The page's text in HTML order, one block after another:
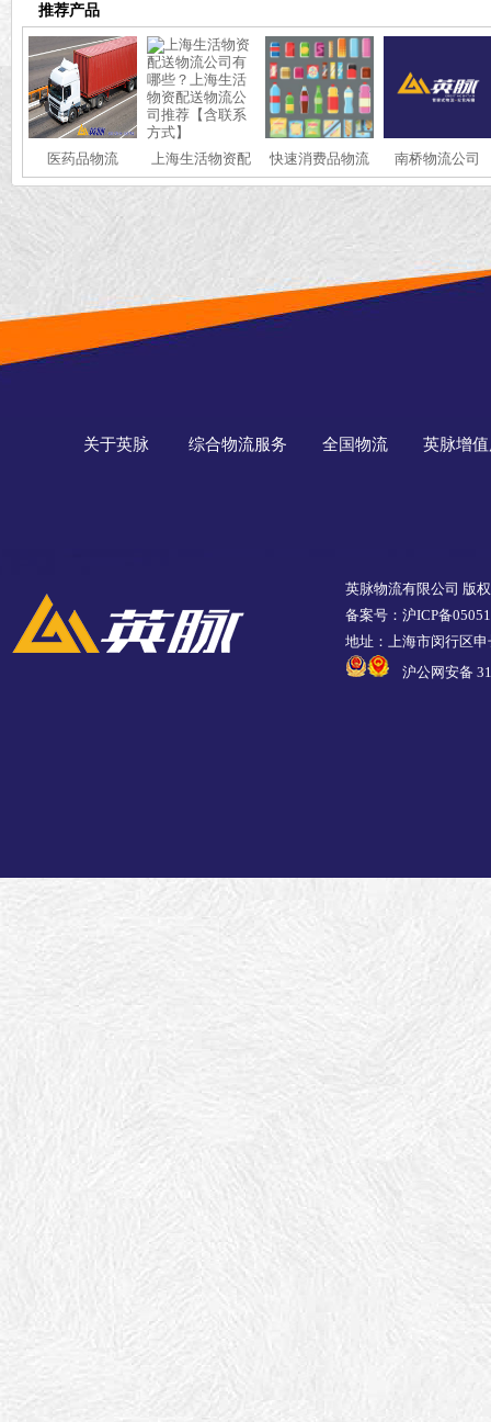
推荐产品
医药品物流
上海生活物资配
送物流公司有哪
些？上海生活物
快速消费品物流 南桥物流公司
关于英脉 综合物流服务 全国物流 英脉增
英脉物流有限公司 版
备案号：沪ICP备
地址：上海市闵行区
沪公网安备